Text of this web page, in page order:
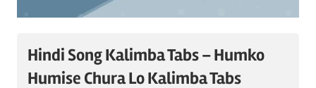
Hindi Song Kalimba Tabs – Humko
Humise Chura Lo Kalimba Tabs